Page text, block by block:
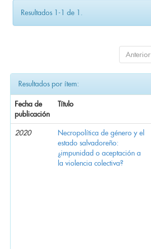
Resultados 1-1 de 1.
Anterior
Resultados por ítem:
Fecha de
publicación
Título
2020
Necropolítica de género y el
estado salvadoreño:
¿impunidad o aceptación a
la violencia colectiva?